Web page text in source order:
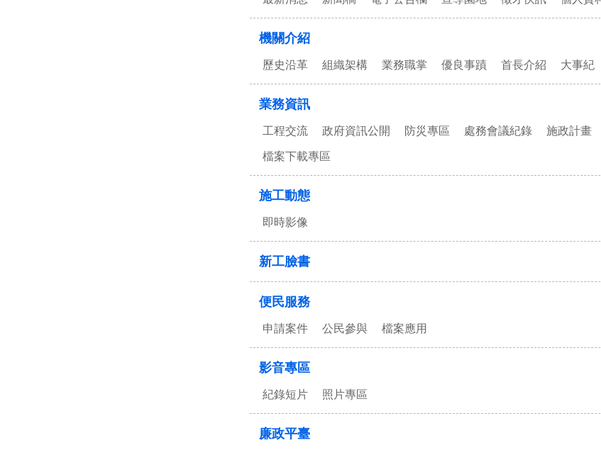
機關介紹
歷史沿革 組織架構 業務職掌 優良事蹟 首長介紹 大事紀
業務資訊
工程交流 政府資訊公開 防災專區 處務會議紀錄 施政計畫
檔案下載專區
施工動態
即時影像
新工臉書
便民服務
申請案件 公民參與 檔案應用
影音專區
紀錄短片 照片專區
廉政平臺